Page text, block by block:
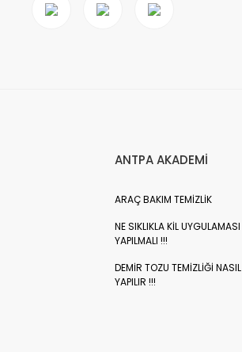
ANTPA AKADEMİ
ARAÇ BAKIM TEMİZLİK
NE SIKLIKLA KİL UYGULAMASI
YAPILMALI !!!
DEMİR TOZU TEMİZLİĞİ NASIL
YAPILIR !!!